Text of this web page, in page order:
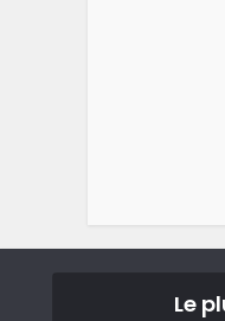
Le